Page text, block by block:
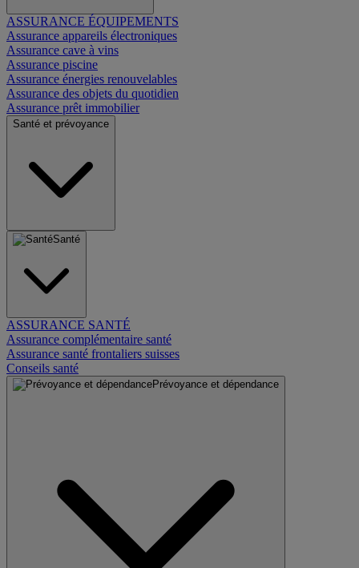
ASSURANCE ÉQUIPEMENTS
Assurance appareils électroniques
Assurance cave à vins
Assurance piscine
Assurance énergies renouvelables
Assurance des objets du quotidien
Assurance prêt immobilier
Santé et prévoyance
Santé
ASSURANCE SANTÉ
Assurance complémentaire santé
Assurance santé frontaliers suisses
Conseils santé
Prévoyance et dépendance